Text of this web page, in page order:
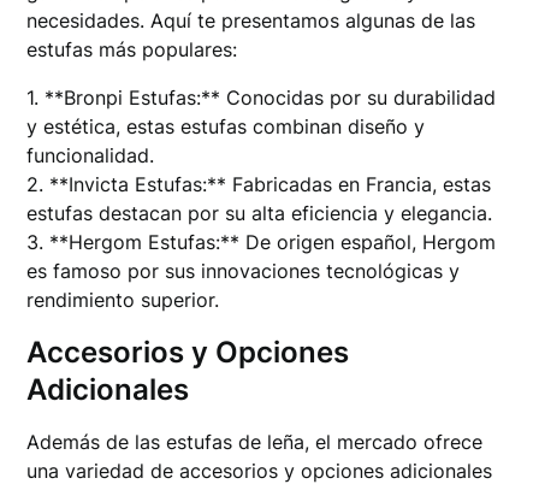
necesidades. Aquí te presentamos algunas de las
estufas más populares:
1. **Bronpi Estufas:** Conocidas por su durabilidad
y estética, estas estufas combinan diseño y
funcionalidad.
2. **Invicta Estufas:** Fabricadas en Francia, estas
estufas destacan por su alta eficiencia y elegancia.
3. **Hergom Estufas:** De origen español, Hergom
es famoso por sus innovaciones tecnológicas y
rendimiento superior.
Accesorios y Opciones
Adicionales
Además de las estufas de leña, el mercado ofrece
una variedad de accesorios y opciones adicionales